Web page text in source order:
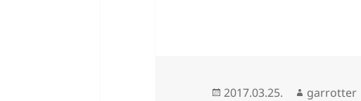
Közzétéve
2017.03.25. Szerző
garrotter